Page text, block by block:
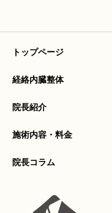
トップページ
経絡内臓整体
院長紹介
施術内容・料金
院長コラム